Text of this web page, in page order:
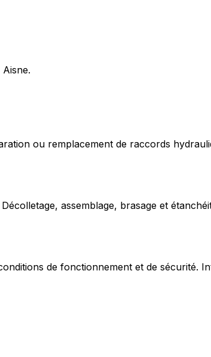
ou remplacement de raccords
assemblage, brasage et
de fonctionnement et de sécurité.